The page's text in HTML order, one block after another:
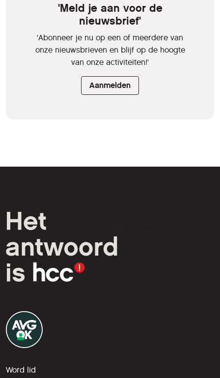
'Meld je aan voor de
nieuwsbrief'
'Abonneer je nu op een of meerdere van
onze nieuwsbrieven en blijf op de hoogte
van onze activiteiten!'
Aanmelden
liefhebbers.
Word lid